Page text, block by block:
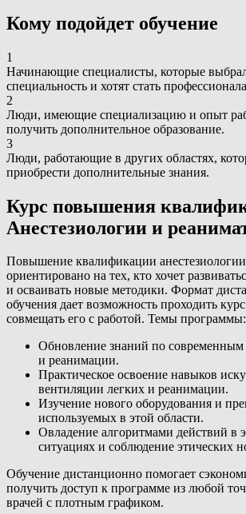
Кому подойдет обучение
1
Начинающие специалисты, которые
специальность и хотят стать
2
Люди, имеющие специализацию и опыт
получить дополнительное образование.
3
Люди, работающие в других областях,
приобрести дополнительные знания.
Курс повышения
Анестезиологии и
Повышение квалификации
ориентировано на тех, кто хочет
и осваивать новые методики. Формат
обучения дает возможность проходить
совмещать его с работой. Темы программы:
Обновление знаний по современным
и реанимации.
Практическое освоение навыков
вентиляции легких и реанимации.
Изучение нового оборудования и
используемых в этой области.
Овладение алгоритмами действий в
ситуациях и соблюдение этических
Обучение дистанционно помогает
получить доступ к программе из любой
врачей с плотным графиком.